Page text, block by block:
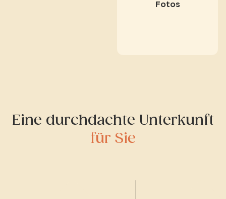
Fotos
Eine durchdachte Unterkunft
für Sie